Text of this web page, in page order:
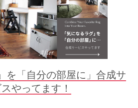
を「自分の部屋に」合成サ
やってます！